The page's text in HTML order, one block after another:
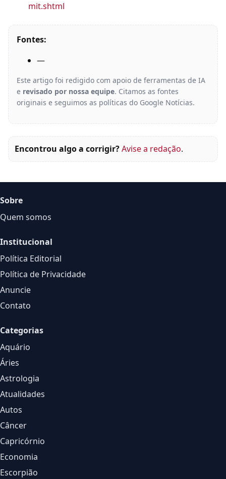
mit.shtml
Fontes:
—
Este artigo foi redigido com apoio de ferramentas de IA
e revisado por nossa equipe. Citamos as fontes
originais e seguimos as políticas do Google Notícias.
Encontrou algo a corrigir?Avise a redação.
Sobre
Quem somos
Institucional
Política Editorial
Política de Privacidade
Anuncie
Contato
Categorias
Aquário
Áries
Astrologia
Atualidades
Autos
Câncer
Capricórnio
Economia
Escorpião